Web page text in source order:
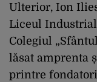
Ulterior, Ion
Liceul
Colegiul
lăsat amprenta
printre